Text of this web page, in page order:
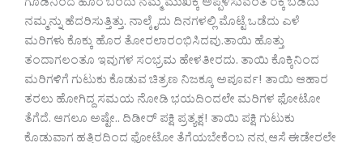
ಗೂಡಿನಿಂದ ಹೊರ ಬಂದು ನಮ್ಮ ಮುಖಕ್ಕೆ ಅಪ್ಪಳಿಸುವಂತೆ ರೆಕ್ಕೆ ಬಡಿದು
ನಮ್ಮನ್ನು ಹೆದರಿಸುತ್ತಿತ್ತು. ನಾಲ್ಕೈದು ದಿನಗಳಲ್ಲಿ ಮೊಟ್ಟೆ ಒಡೆದು ಎಳೆ
ಮರಿಗಳು ಕೊಕ್ಕು ಹೊರ ತೋರಲಾರಂಭಿಸಿದವು.ತಾಯಿ ಹೊತ್ತು
ತಂದಾಗಲಂತೂ ಇವುಗಳ ಸಂಭ್ರಮ ಹೇಳತೀರದು. ತಾಯಿ ಕೊಕ್ಕಿನಿಂದ
ಮರಿಗಳಿಗೆ ಗುಟುಕು ಕೊಡುವ ಚಿತ್ರಣ ನಿಜಕ್ಕೂ ಅಪೂರ್ವ! ತಾಯಿ ಆಹಾರ
ತರಲು ಹೋಗಿದ್ದ ಸಮಯ ನೋಡಿ ಭಯದಿಂದಲೇ ಮರಿಗಳ ಫೋಟೋ
ತೆಗೆದೆ. ಆಗಲೂ ಅಷ್ಟೇ.. ದಿಡೀರ್ ಪಕ್ಷಿ ಪ್ರತ್ಯಕ್ಷ! ತಾಯಿ ಪಕ್ಷಿ ಗುಟುಕು